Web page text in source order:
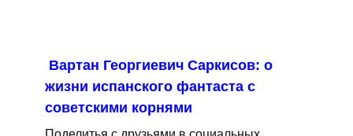
Вартан Георгиевич Саркисов: о
жизни испанского фантаста с
советскими корнями